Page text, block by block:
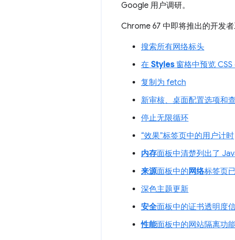
Google 用户调研。
Chrome 67 中即将推出的开发
搜索所有网络标头
在 Styles窗格中预览 CSS
复制为 fetch
新审核、桌面配置选项和
停止无限循环
“效果”标签页中的用户计时
内存面板中清楚列出了
来源面板中的 网络标签页
深色主题更新
安全面板中的证书透明度
性能面板中的网站隔离功